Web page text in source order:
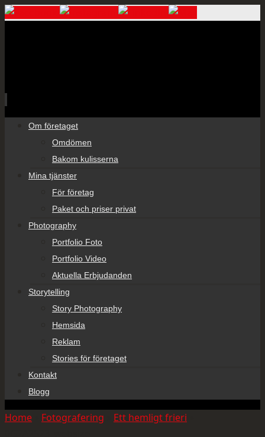
Om företaget
Omdömen
Bakom kulisserna
Mina tjänster
För företag
Paket och priser privat
Photography
Portfolio Foto
Portfolio Video
Aktuella Erbjudanden
Storytelling
Story Photography
Hemsida
Reklam
Stories för företaget
Kontakt
Blogg
Home Fotografering Ett hemligt frieri